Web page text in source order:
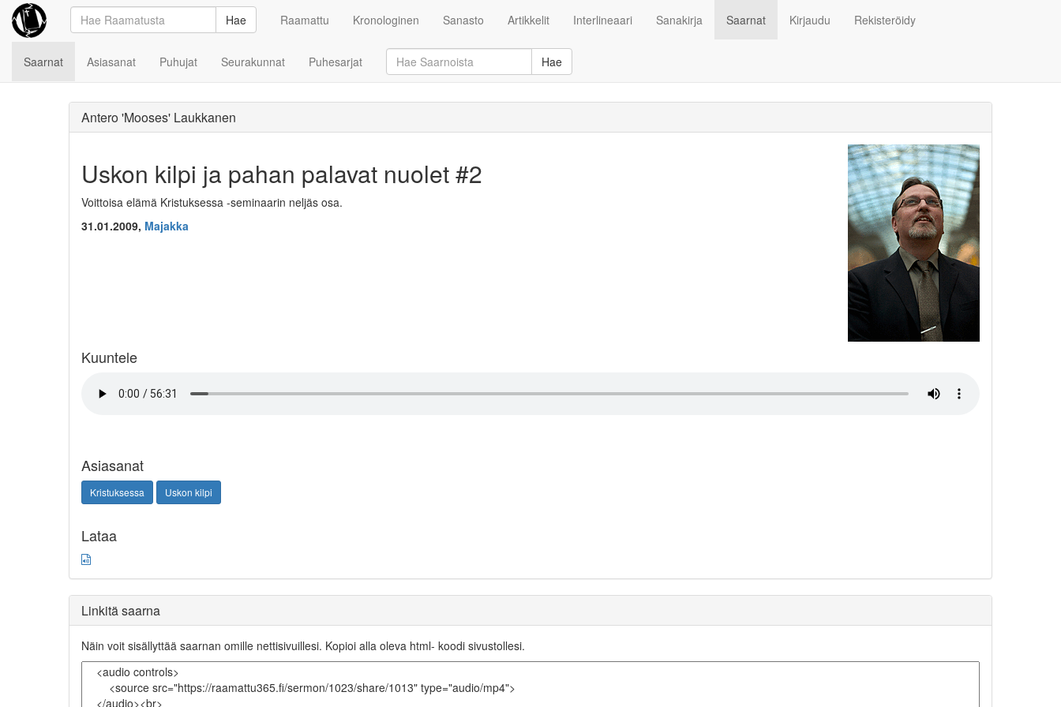
Hae Raamattu Kronologinen Sanasto Artikkelit Interlineaari Sanakirja Saarnat Kirjaudu Rekisteröidy
Saarnat Asiasanat Puhujat Seurakunnat Puhesarjat Hae
Antero 'Mooses' Laukkanen
Uskon kilpi ja pahan palavat nuolet #2
Voittoisa elämä Kristuksessa -seminaarin neljäs osa.
31.01.2009, Majakka
Kuuntele
Asiasanat
Kristuksessa Uskon kilpi
Lataa
Linkitä saarna
Näin voit sisällyttää saarnan omille nettisivuillesi. Kopioi alla oleva html- koodi sivustollesi.